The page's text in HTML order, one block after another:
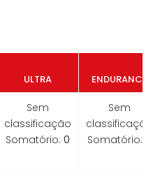
ULTRA ENDURANCE
Sem
classificação
Somatório: 0
Sem
classificação
Somatório: